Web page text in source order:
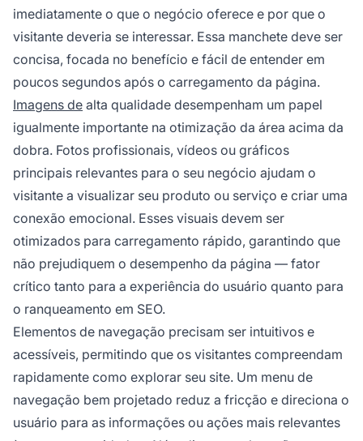
imediatamente o que o negócio oferece e por que o
visitante deveria se interessar. Essa manchete deve ser
concisa, focada no benefício e fácil de entender em
poucos segundos após o carregamento da página.
Imagens de alta qualidade desempenham um papel
igualmente importante na otimização da área acima da
dobra. Fotos profissionais, vídeos ou gráficos
principais relevantes para o seu negócio ajudam o
visitante a visualizar seu produto ou serviço e criar uma
conexão emocional. Esses visuais devem ser
otimizados para carregamento rápido, garantindo que
não prejudiquem o desempenho da página — fator
crítico tanto para a experiência do usuário quanto para
o ranqueamento em SEO.
Elementos de navegação precisam ser intuitivos e
acessíveis, permitindo que os visitantes compreendam
rapidamente como explorar seu site. Um menu de
navegação bem projetado reduz a fricção e direciona o
usuário para as informações ou ações mais relevantes